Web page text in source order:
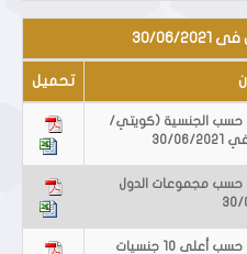
2021
تحميل
حسب الجنسية (كويتي/
حسب مجموعات الدول
التوزيع العددي والنسبي للعمالة حسب أعلى 10 جنسيات